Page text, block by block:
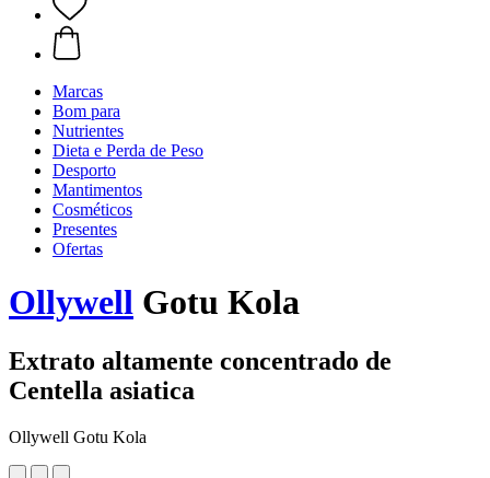
Marcas
Bom para
Nutrientes
Dieta e Perda de Peso
Desporto
Mantimentos
Cosméticos
Presentes
Ofertas
Ollywell Gotu Kola
Extrato altamente concentrado de
Centella asiatica
Ollywell Gotu Kola